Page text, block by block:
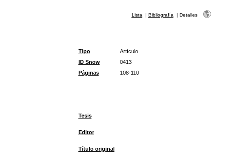
Lista | Bibliografía | Detalles
Tipo
Artículo
ID Snow
0413
Páginas
108-110
Tesis
Editor
Título original